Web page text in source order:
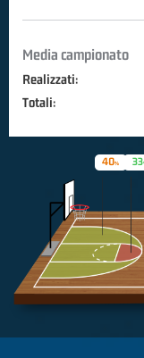
Media campionato
Realizzati:
Totali:
33
40